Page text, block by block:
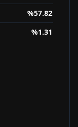
%57.82
%1.31